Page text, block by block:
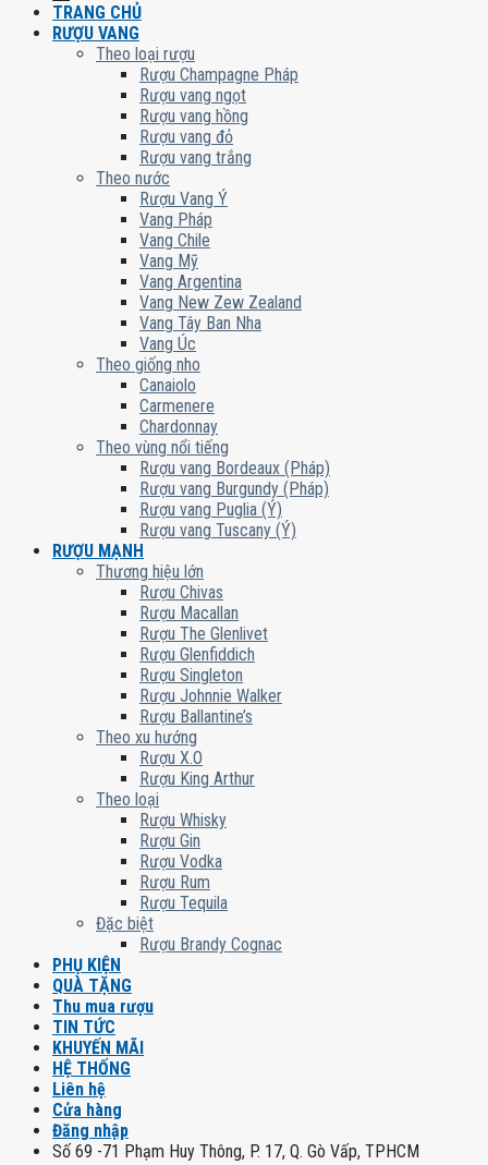
TRANG CHỦ
RƯỢU VANG
Theo loại rượu
Rượu Champagne Pháp
Rượu vang ngọt
Rượu vang hồng
Rượu vang đỏ
Rượu vang trắng
Theo nước
Rượu Vang Ý
Vang Pháp
Vang Chile
Vang Mỹ
Vang Argentina
Vang New Zew Zealand
Vang Tây Ban Nha
Vang Úc
Theo giống nho
Canaiolo
Carmenere
Chardonnay
Theo vùng nổi tiếng
Rượu vang Bordeaux (Pháp)
Rượu vang Burgundy (Pháp)
Rượu vang Puglia (Ý)
Rượu vang Tuscany (Ý)
RƯỢU MẠNH
Thương hiệu lớn
Rượu Chivas
Rượu Macallan
Rượu The Glenlivet
Rượu Glenfiddich
Rượu Singleton
Rượu Johnnie Walker
Rượu Ballantine’s
Theo xu hướng
Rượu X.O
Rượu King Arthur
Theo loại
Rượu Whisky
Rượu Gin
Rượu Vodka
Rượu Rum
Rượu Tequila
Đặc biệt
Rượu Brandy Cognac
PHỤ KIỆN
QUÀ TẶNG
Thu mua rượu
TIN TỨC
KHUYẾN MÃI
HỆ THỐNG
Liên hệ
Cửa hàng
Đăng nhập
Số 69 -71 Phạm Huy Thông, P. 17, Q. Gò Vấp, TPHCM